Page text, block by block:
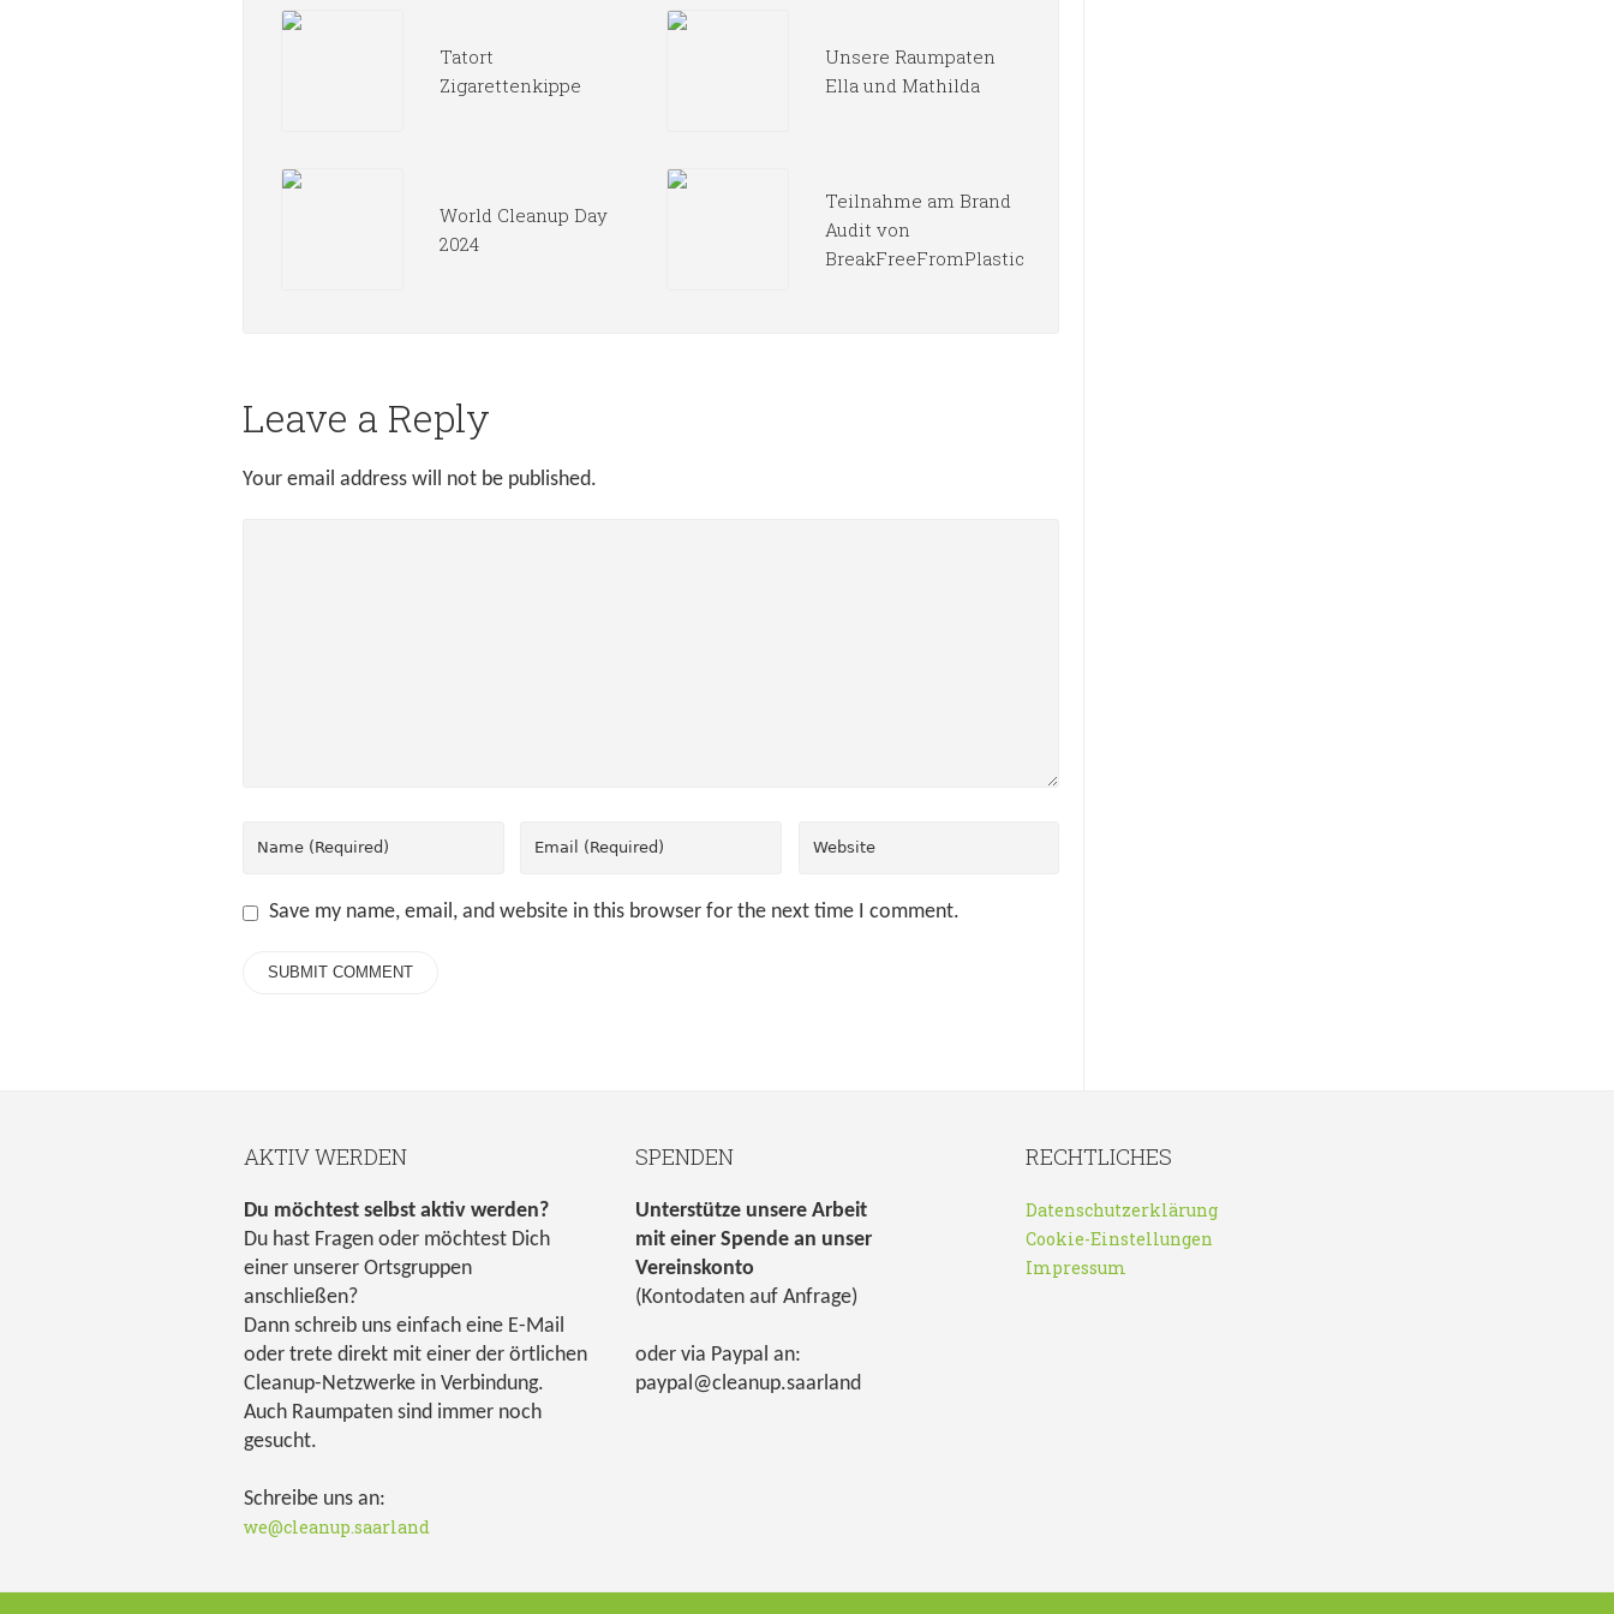
Tatort
Zigarettenkippe
Unsere Raumpaten
Ella und Mathilda
World Cleanup Day
2024
Teilnahme am Brand
Audit von
BreakFreeFromPlastic
Leave a Reply
Your email address will not be published.
Save my name, email, and website in this browser for the next time I comment.
AKTIV WERDEN
Du möchtest selbst aktiv werden?
Du hast Fragen oder möchtest Dich
einer unserer Ortsgruppen
anschließen?
Dann schreib uns einfach eine E-Mail
oder trete direkt mit einer der örtlichen
Cleanup-Netzwerke in Verbindung.
Auch Raumpaten sind immer noch
gesucht.
Schreibe uns an:
we@cleanup.saarland
SPENDEN
Unterstütze unsere Arbeit
mit einer Spende an unser
Vereinskonto
(Kontodaten auf Anfrage)
oder via Paypal an:
paypal@cleanup.saarland
RECHTLICHES
Datenschutzerklärung
Cookie-Einstellungen
Impressum